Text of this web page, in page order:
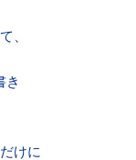
、
き
けに